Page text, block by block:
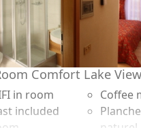
supprimé les portions
Pour nous,
au nom de la nature, au
climatique actuelle et
dans le projet Park
notre centre de bien-
Comfort Lake View
in room
included
Coffee